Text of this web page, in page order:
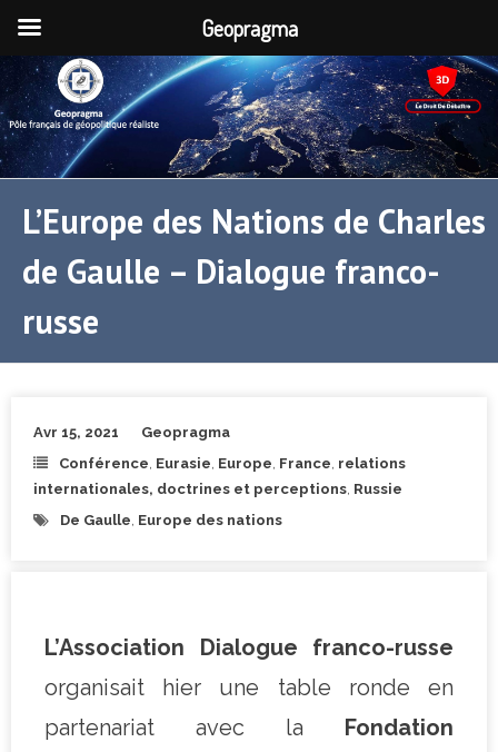
L’Europe des Nations de Charles
de Gaulle – Dialogue franco-
russe
Avr 15, 2021
Geopragma
Conférence Eurasie Europe France relations
internationales, doctrines et perceptions Russie
De Gaulle Europe des nations
L’Association Dialogue franco-russe
organisait hier une table ronde en
partenariat avec la Fondation
Geopragma